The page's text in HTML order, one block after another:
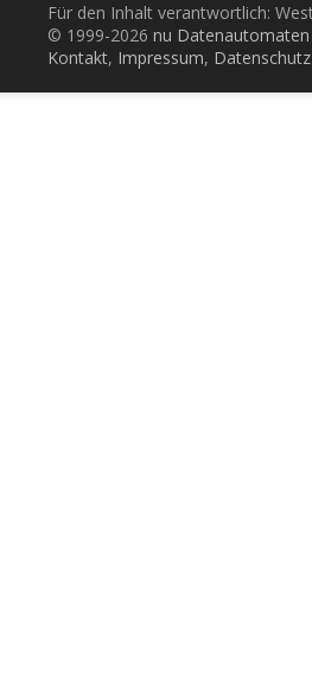
Für den Inhalt verantwortlich:
© 1999-2026 nu
Kontakt, Impressum, Datenschutz